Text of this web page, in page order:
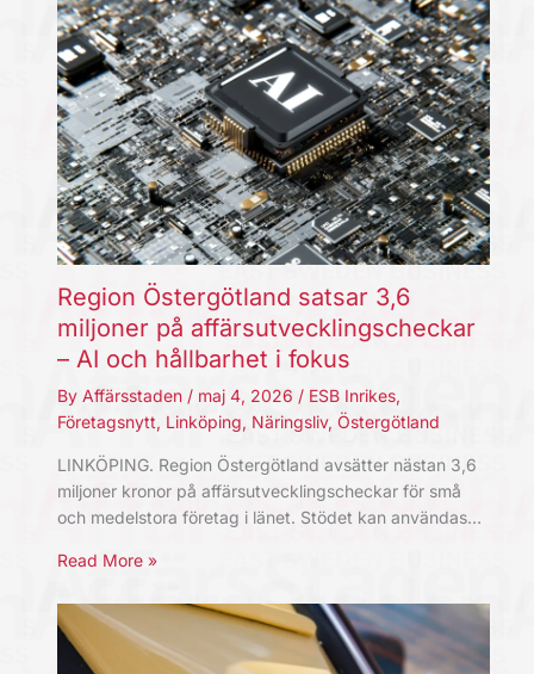
Region Östergötland satsar 3,6
miljoner på affärsutvecklingscheckar
– AI och hållbarhet i fokus
By Affärsstaden / maj 4, 2026 / ESB Inrikes,
Företagsnytt, Linköping, Näringsliv, Östergötland
LINKÖPING. Region Östergötland avsätter nästan 3,6
miljoner kronor på affärsutvecklingscheckar för små
och medelstora företag i länet. Stödet kan användas…
Read More »